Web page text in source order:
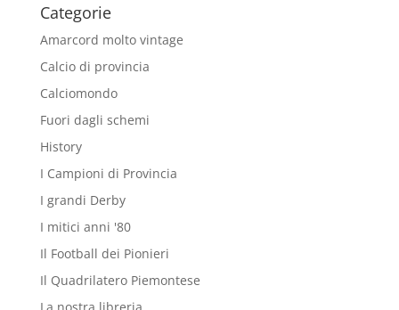
Categorie
Amarcord molto vintage
Calcio di provincia
Calciomondo
Fuori dagli schemi
History
I Campioni di Provincia
I grandi Derby
I mitici anni '80
Il Football dei Pionieri
Il Quadrilatero Piemontese